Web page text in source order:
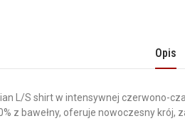
Opis
L/S shirt w intensywnej czerwono-
z bawełny, oferuje nowoczesny